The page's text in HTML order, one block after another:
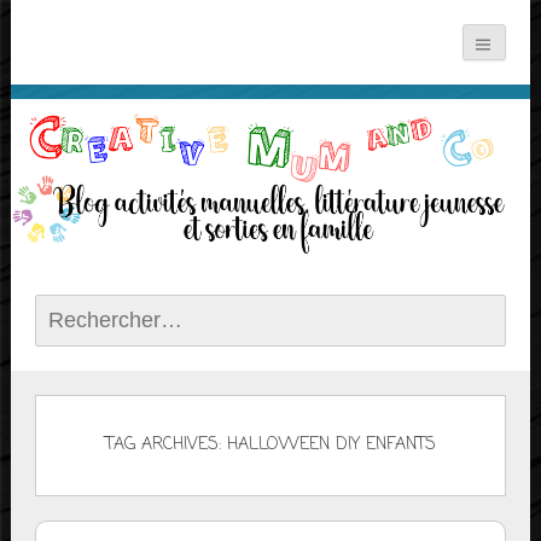
Rechercher :
TAG ARCHIVES: HALLOWEEN DIY ENFANTS